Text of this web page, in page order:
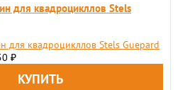
для квадроцикллов Stels
для квадроцикллов Stels Guepard
₽